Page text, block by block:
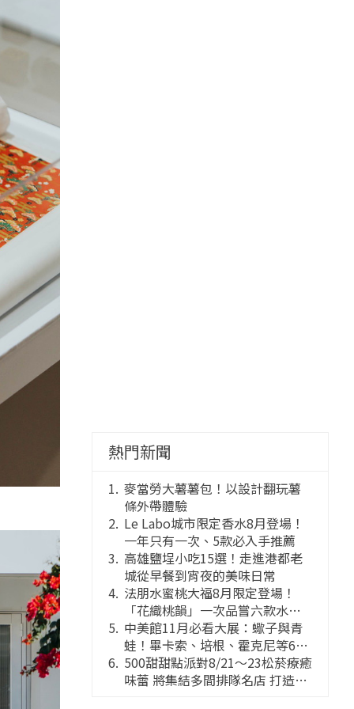
熱門新聞
麥當勞大薯薯包！以設計翻玩薯
條外帶體驗
Le Labo城市限定香水8月登場！
一年只有一次、5款必入手推薦
高雄鹽埕小吃15選！走進港都老
城從早餐到宵夜的美味日常
法朋水蜜桃大福8月限定登場！
「花織桃韻」一次品嘗六款水蜜
桃花果大福
中美館11月必看大展：蠍子與青
蛙！畢卡索、培根、霍克尼等66
件國巨典藏亮相
500甜甜點派對8/21～23松菸療癒
味蕾 將集結多間排隊名店 打造靈